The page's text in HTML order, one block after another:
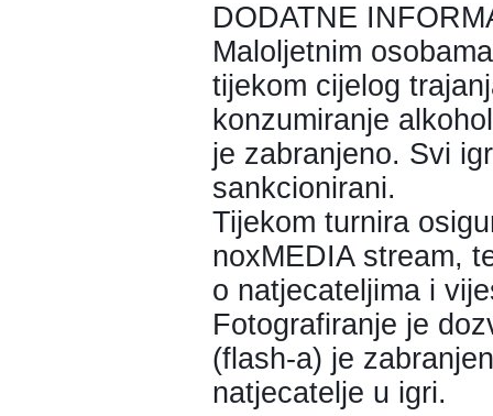
DODATNE
Maloljetnim
tijekom cijelog
konzumiranje
je zabranjeno. Svi
sankcionirani.
Tijekom turnira
noxMEDIA stream,
o natjecateljima i
Fotografiranje je
(flash-a) je
natjecatelje u igri.